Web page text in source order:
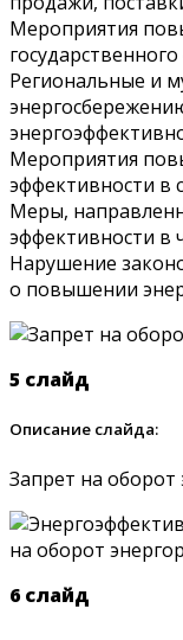
Мероприятия
Региональные и
Мероприятия
эффективности в
Меры,
эффективности в
Нарушение
о повышении
5 слайд
Описание слайда:
Запрет на оборот
6 слайд